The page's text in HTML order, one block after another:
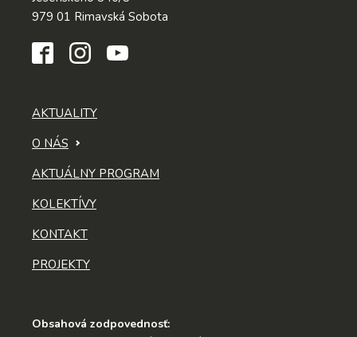
979 01 Rimavská Sobota
AKTUALITY
O NÁS
AKTUÁLNY PROGRAM
KOLEKTÍVY
KONTAKT
PROJEKTY
Obsahová zodpovednosť: